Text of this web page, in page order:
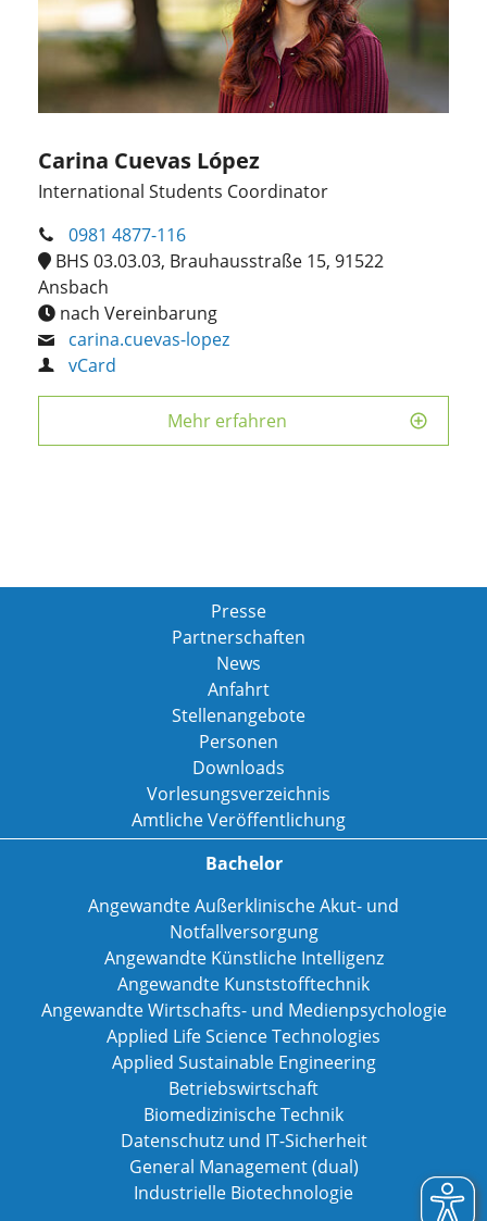
Carina Cuevas López
International Students Coordinator
0981 4877-116
BHS 03.03.03, Brauhausstraße 15, 91522
Ansbach
nach Vereinbarung
carina.cuevas-lopez
vCard
Mehr erfahren
Presse
Partnerschaften
News
Anfahrt
Stellenangebote
Personen
Downloads
Vorlesungsverzeichnis
Amtliche Veröffentlichung
Bachelor
Angewandte Außerklinische Akut- und
Notfallversorgung
Angewandte Künstliche Intelligenz
Angewandte Kunststofftechnik
Angewandte Wirtschafts- und Medienpsychologie
Applied Life Science Technologies
Applied Sustainable Engineering
Betriebswirtschaft
Biomedizinische Technik
Datenschutz und IT-Sicherheit
General Management (dual)
Industrielle Biotechnologie